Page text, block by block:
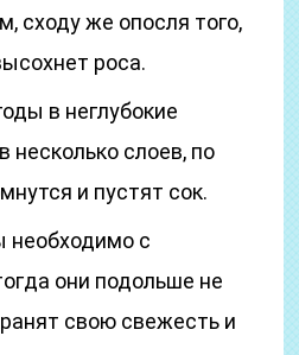
сходу же опосля того,
роса.
в неглубокие
несколько слоев, по
и пустят сок.
необходимо с
они подольше не
свою свежесть и